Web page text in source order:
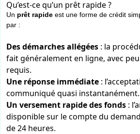
Qu’est-ce qu’un prêt rapide ?
Un prêt rapide est une forme de crédit
par :
Des démarches allégées : la
fait généralement en ligne, avec
requis.
Une réponse immédiate :
communiqué quasi instantanément.
Un versement rapide des fonds :
disponible sur le compte du
de 24 heures.